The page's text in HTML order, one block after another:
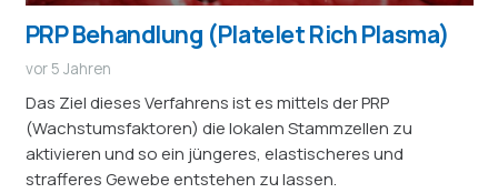
PRP Behandlung (Platelet Rich Plasma)
vor 5 Jahren
Das Ziel dieses Verfahrens ist es mittels der PRP
(Wachstumsfaktoren) die lokalen Stammzellen zu
aktivieren und so ein jüngeres, elastischeres und
strafferes Gewebe entstehen zu lassen.